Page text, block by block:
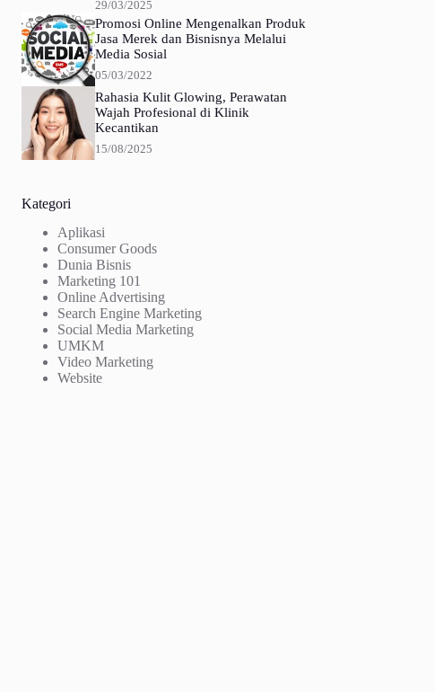
29/03/2025
Promosi Online Mengenalkan Produk
Jasa Merek dan Bisnisnya Melalui
Media Sosial
05/03/2022
Rahasia Kulit Glowing, Perawatan
Wajah Profesional di Klinik
Kecantikan
15/08/2025
Kategori
Aplikasi
Consumer Goods
Dunia Bisnis
Marketing 101
Online Advertising
Search Engine Marketing
Social Media Marketing
UMKM
Video Marketing
Website